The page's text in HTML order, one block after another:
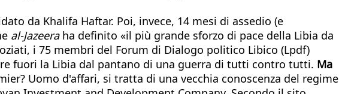
da Khalifa Haftar. Poi, invece, 14 mesi di assedio (e
al-Jazeeraha definito «il più grande sforzo di pace della Libia da
i 75 membri del Forum di Dialogo politico Libico (Lpdf)
fuori la Libia dal pantano di una guerra di tutti contro tutti. Ma
Uomo d'affari, si tratta di una vecchia conoscenza del regime